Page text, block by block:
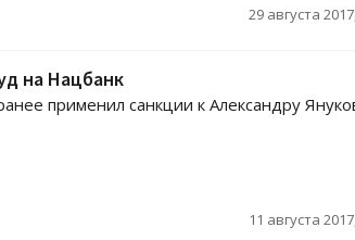
29 августа
на Нацбанк
применил санкции к Александру
11 августа